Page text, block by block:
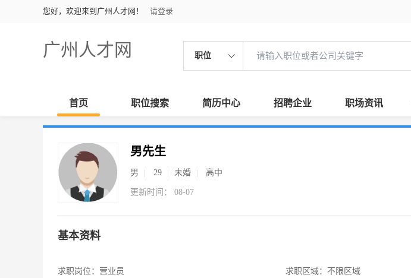
您好，欢迎来到广州人才网！ 请登录
广州人才网 职位
首页 职位搜索 简历中心 招聘企业 职场资讯
男先生
男 29 未婚 高中
更新时间： 08-07
基本资料
求职岗位： 营业员
求职区域： 不限区域